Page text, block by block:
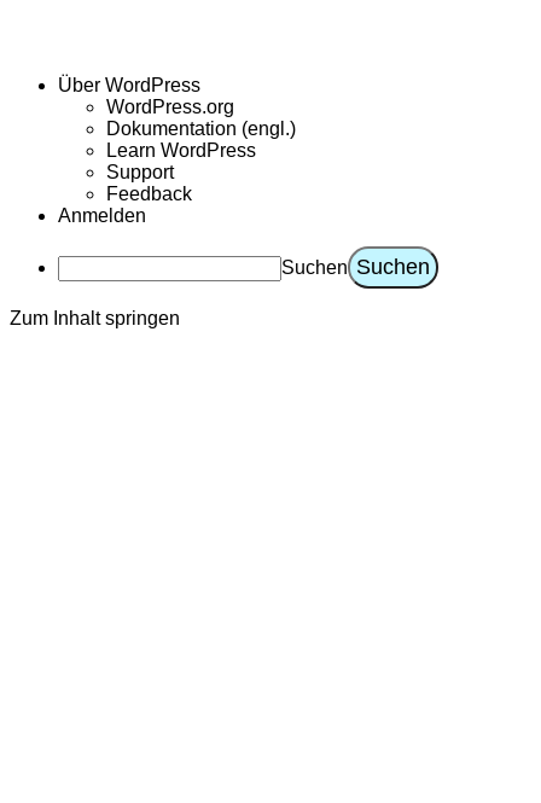
Über WordPress
WordPress.org
Dokumentation (engl.)
Learn WordPress
Support
Feedback
Anmelden
Suchen
Zum Inhalt springen